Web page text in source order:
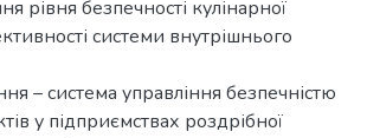
рівня безпечності кулінарної
системи внутрішнього
– система управління безпечністю
у підприємствах роздрібної